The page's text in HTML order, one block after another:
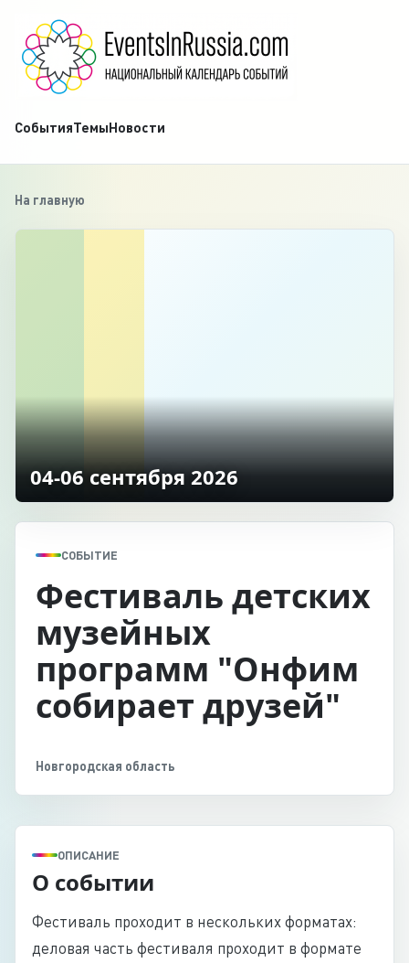
СобытияТемыНовости
На главную
04-06 сентября 2026
СОБЫТИЕ
Фестиваль детских
музейных
программ "Онфим
собирает друзей"
Новгородская область
ОПИСАНИЕ
О событии
Фестиваль проходит в нескольких форматах:
деловая часть фестиваля проходит в формате